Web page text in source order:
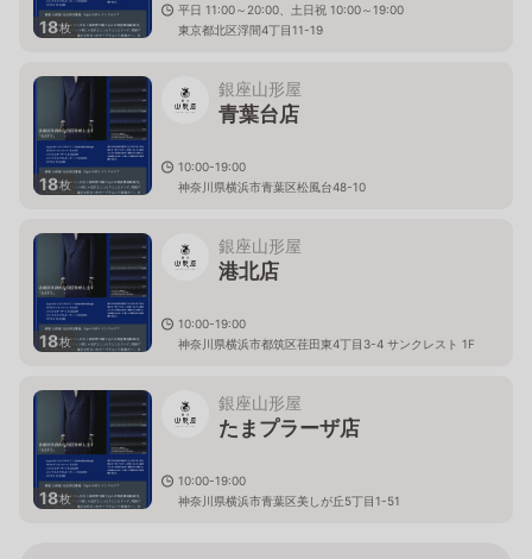
18枚
平日 11:00～20:00、土日祝 10:00～19:00
東京都北区浮間4丁目11-19
18枚
銀座山形屋
青葉台店
10:00-19:00
神奈川県横浜市青葉区松風台48-10
18枚
銀座山形屋
港北店
10:00-19:00
神奈川県横浜市都筑区荏田東4丁目3-4 サンクレスト 1F
18枚
銀座山形屋
たまプラーザ店
10:00-19:00
神奈川県横浜市青葉区美しが丘5丁目1-51